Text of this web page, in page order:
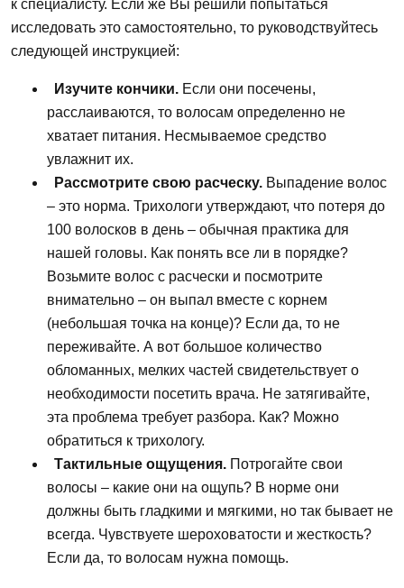
к специалисту. Если же Вы решили попытаться
исследовать это самостоятельно, то руководствуйтесь
следующей инструкцией:
Изучите кончики. Если они посечены,
расслаиваются, то волосам определенно не
хватает питания. Несмываемое средство
увлажнит их.
Рассмотрите свою расческу. Выпадение волос
– это норма. Трихологи утверждают, что потеря до
100 волосков в день – обычная практика для
нашей головы. Как понять все ли в порядке?
Возьмите волос с расчески и посмотрите
внимательно – он выпал вместе с корнем
(небольшая точка на конце)? Если да, то не
переживайте. А вот большое количество
обломанных, мелких частей свидетельствует о
необходимости посетить врача. Не затягивайте,
эта проблема требует разбора. Как? Можно
обратиться к трихологу.
Тактильные ощущения. Потрогайте свои
волосы – какие они на ощупь? В норме они
должны быть гладкими и мягкими, но так бывает не
всегда. Чувствуете шероховатости и жесткость?
Если да, то волосам нужна помощь.